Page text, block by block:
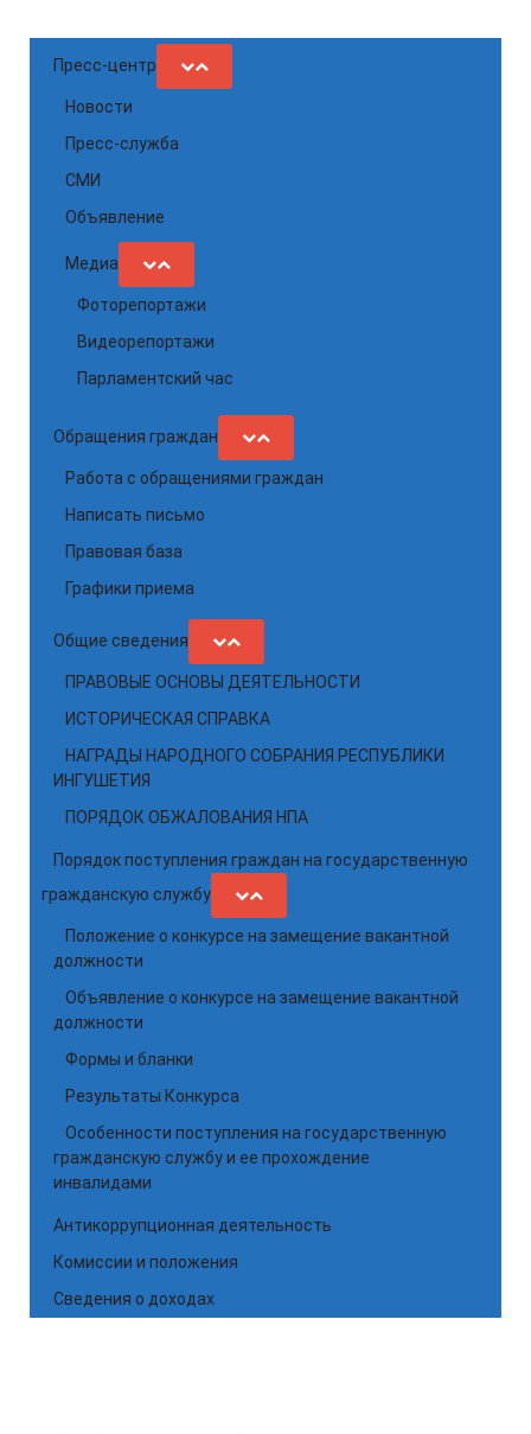
Пресс-центр
Новости
Пресс-служба
СМИ
Объявление
Медиа
Фоторепортажи
Видеорепортажи
Парламентский час
Обращения граждан
Работа с обращениями граждан
Написать письмо
Правовая база
Графики приема
Общие сведения
ПРАВОВЫЕ ОСНОВЫ ДЕЯТЕЛЬНОСТИ
ИСТОРИЧЕСКАЯ СПРАВКА
НАГРАДЫ НАРОДНОГО СОБРАНИЯ РЕСПУБЛИКИ
ИНГУШЕТИЯ
ПОРЯДОК ОБЖАЛОВАНИЯ НПА
Порядок поступления граждан на государственную
гражданскую службу
Положение о конкурсе на замещение вакантной
должности
Объявление о конкурсе на замещение вакантной
должности
Формы и бланки
Результаты Конкурса
Особенности поступления на государственную
гражданскую службу и ее прохождение
инвалидами
Антикоррупционная деятельность
Комиссии и положения
Сведения о доходах